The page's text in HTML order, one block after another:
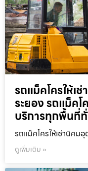
รถแม็คโครให้เ
ระยอง รถแม็คโ
บริการทุกพื้นที่
รถแม็คโครให้เช่านิคม
ดูเพิ่มเติม »